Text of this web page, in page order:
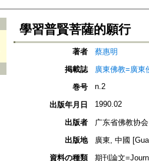
學習普賢菩薩的願行
著者
蔡惠明
掲載誌
廣東佛教=廣東
巻号
n.2
出版年月日 1990.02
出版者
广东省佛教协会
出版地
廣東, 中國
資料の種類
期刊論文